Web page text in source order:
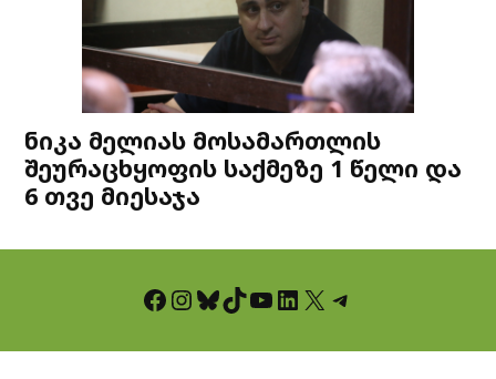
ნიკა მელიას მოსამართლის
შეურაცხყოფის საქმეზე 1 წელი და
6 თვე მიესაჯა
Facebook InstagramBluesky TikTok YouTube LinkedIn X Telegram